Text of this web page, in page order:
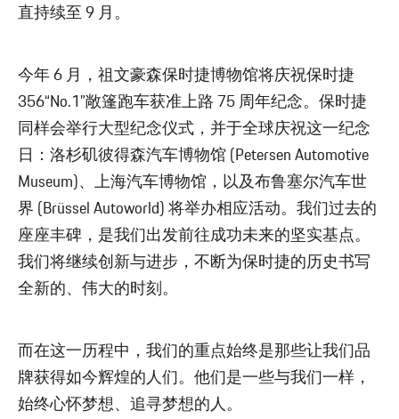
直持续至 9 月。
今年 6 月，祖文豪森保时捷博物馆将庆祝保时捷
356“No.1”敞篷跑车获准上路 75 周年纪念。保时捷
同样会举行大型纪念仪式，并于全球庆祝这一纪念
日：洛杉矶彼得森汽车博物馆 (Petersen Automotive
Museum)、上海汽车博物馆，以及布鲁塞尔汽车世
界 (Brüssel Autoworld) 将举办相应活动。我们过去的
座座丰碑，是我们出发前往成功未来的坚实基点。
我们将继续创新与进步，不断为保时捷的历史书写
全新的、伟大的时刻。
而在这一历程中，我们的重点始终是那些让我们品
牌获得如今辉煌的人们。他们是一些与我们一样，
始终心怀梦想、追寻梦想的人。